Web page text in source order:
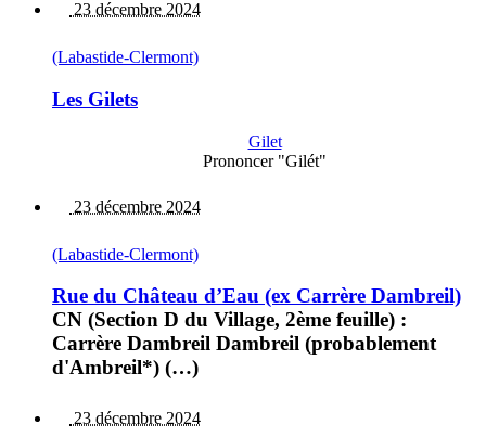
23 décembre 2024
(Labastide-Clermont)
Les Gilets
Gilet
Prononcer "Gilét"
23 décembre 2024
(Labastide-Clermont)
Rue du Château d’Eau (ex Carrère Dambreil)
CN (Section D du Village, 2ème feuille) :
Carrère Dambreil Dambreil (probablement
d'Ambreil*) (…)
23 décembre 2024